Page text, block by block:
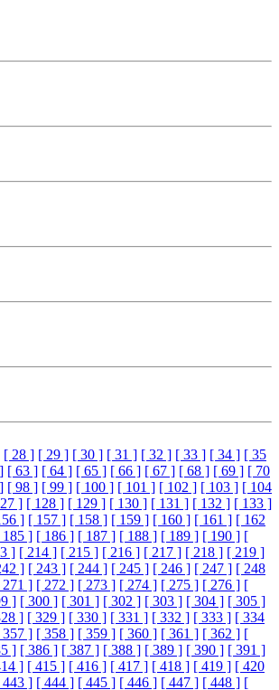
[ 28 ] [ 29 ] [ 30 ] [ 31 ] [ 32 ] [ 33 ] [ 34 ] [ 35
[ 63 ] [ 64 ] [ 65 ] [ 66 ] [ 67 ] [ 68 ] [ 69 ] [ 70
[ 98 ] [ 99 ] [ 100 ] [ 101 ] [ 102 ] [ 103 ] [ 104
] [ 128 ] [ 129 ] [ 130 ] [ 131 ] [ 132 ] [ 133 ]
] [ 157 ] [ 158 ] [ 159 ] [ 160 ] [ 161 ] [ 162
185 ] [ 186 ] [ 187 ] [ 188 ] [ 189 ] [ 190 ] [
] [ 214 ] [ 215 ] [ 216 ] [ 217 ] [ 218 ] [ 219 ]
] [ 243 ] [ 244 ] [ 245 ] [ 246 ] [ 247 ] [ 248
271 ] [ 272 ] [ 273 ] [ 274 ] [ 275 ] [ 276 ] [
] [ 300 ] [ 301 ] [ 302 ] [ 303 ] [ 304 ] [ 305 ]
] [ 329 ] [ 330 ] [ 331 ] [ 332 ] [ 333 ] [ 334
357 ] [ 358 ] [ 359 ] [ 360 ] [ 361 ] [ 362 ] [
] [ 386 ] [ 387 ] [ 388 ] [ 389 ] [ 390 ] [ 391 ]
] [ 415 ] [ 416 ] [ 417 ] [ 418 ] [ 419 ] [ 420
443 ] [ 444 ] [ 445 ] [ 446 ] [ 447 ] [ 448 ] [